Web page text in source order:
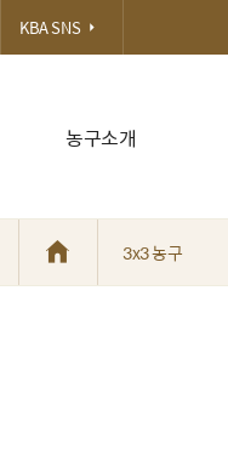
농구소개
KBA SNS
3x3 농구